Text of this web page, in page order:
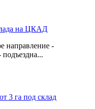
на ЦКАД
направление -
3 га под склад